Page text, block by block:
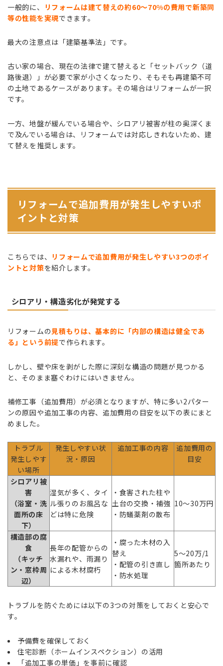
一般的に、
リフォームは建て替えの約60〜70%の費用で新築同
等の性能を実現できます。
最大の注意点は「建築基準法」です。
古い家の場合、現在の法律で建て替えると「セットバック（道
路後退）」が必要で家が小さくなったり、そもそも再建築不可
の土地であるケースがあります。その場合はリフォームが一択
です。
一方、地盤が緩んでいる場合や、シロアリ被害が柱の奥深くま
で及んでいる場合は、リフォームでは対応しきれないため、建
て替えを推奨します。
リフォームで追加費用が発生しやすいポ
イントと対策
こちらでは、
リフォームで追加費用が発生しやすい3つのポイ
ントと対策を紹介します。
シロアリ・構造劣化が発覚する
リフォームの見積もりは、基本的に「内部の構造は健全であ
る」という前提で作られます。
しかし、壁や床を剥がした際に深刻な構造の問題が見つかる
と、そのまま塞ぐわけにはいきません。
補修工事（追加費用）が必須となりますが、特に多い2パター
ンの原因や追加工事の内容、追加費用の目安を以下の表にまと
めました。
トラブル
発生しやす
い場所
発生しやすい状
況・原因
追加工事の内容
追加費用の
目安
シロアリ被
害
（浴室・洗
面所の床
下）
湿気が多く、タイ
ル張りのお風呂な
どは特に危険
・食害された柱や
土台の交換・補強
・防蟻薬剤の散布
10〜30万円
構造部の腐
食
（キッチ
ン・窓枠周
辺）
長年の配管からの
水漏れや、雨漏り
による木材腐朽
・腐った木材の入
替え
・配管の引き直し
・防水処理
5〜20万/1
箇所あたり
トラブルを防ぐためには以下の3つの対策をしておくと安心で
す。
予備費を確保しておく
住宅診断（ホームインスペクション）の活用
「追加工事の単価」を事前に確認